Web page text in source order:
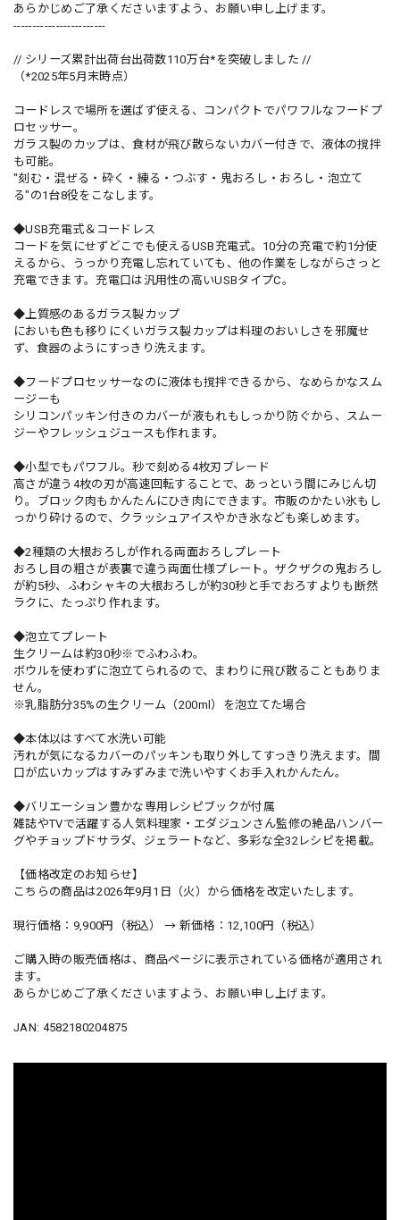
あらかじめご了承くださいますよう、お願い申し上げます。
------------------------
// シリーズ累計出荷台出荷数110万台*を突破しました //
（*2025年5月末時点）
コードレスで場所を選ばず使える、コンパクトでパワフルなフードプ
ロセッサー。
ガラス製のカップは、食材が飛び散らないカバー付きで、液体の撹拌
も可能。
"刻む・混ぜる・砕く・練る・つぶす・鬼おろし・おろし・泡立て
る"の1台8役をこなします。
◆USB充電式＆コードレス
コードを気にせずどこでも使えるUSB充電式。10分の充電で約1分使
えるから、うっかり充電し忘れていても、他の作業をしながらさっと
充電できます。充電口は汎用性の高いUSBタイプC。
◆上質感のあるガラス製カップ
においも色も移りにくいガラス製カップは料理のおいしさを邪魔せ
ず、食器のようにすっきり洗えます。
◆フードプロセッサーなのに液体も撹拌できるから、なめらかなスム
ージーも
シリコンパッキン付きのカバーが液もれもしっかり防ぐから、スムー
ジーやフレッシュジュースも作れます。
◆小型でもパワフル。秒で刻める4枚刃ブレード
高さが違う4枚の刃が高速回転することで、あっという間にみじん切
り。ブロック肉もかんたんにひき肉にできます。市販のかたい氷もし
っかり砕けるので、クラッシュアイスやかき氷なども楽しめます。
◆2種類の大根おろしが作れる両面おろしプレート
おろし目の粗さが表裏で違う両面仕様プレート。ザクザクの鬼おろし
が約5秒、ふわシャキの大根おろしが約30秒と手でおろすよりも断然
ラクに、たっぷり作れます。
◆泡立てプレート
生クリームは約30秒※でふわふわ。
ボウルを使わずに泡立てられるので、まわりに飛び散ることもありま
せん。
※乳脂肪分35%の生クリーム（200ml）を泡立てた場合
◆本体以はすべて水洗い可能
汚れが気になるカバーのパッキンも取り外してすっきり洗えます。間
口が広いカップはすみずみまで洗いやすくお手入れかんたん。
◆バリエーション豊かな専用レシピブックが付属
雑誌やTVで活躍する人気料理家・エダジュンさん監修の絶品ハンバー
グやチョップドサラダ、ジェラートなど、多彩な全32レシピを掲載。
【価格改定のお知らせ】
こちらの商品は2026年9月1日（火）から価格を改定いたします。
現行価格：9,900円（税込） → 新価格：12,100円（税込）
ご購入時の販売価格は、商品ページに表示されている価格が適用され
ます。
あらかじめご了承くださいますよう、お願い申し上げます。
JAN: 4582180204875